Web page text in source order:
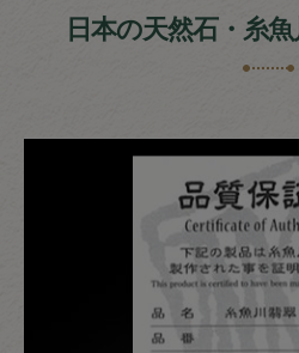
日本の天然石・糸